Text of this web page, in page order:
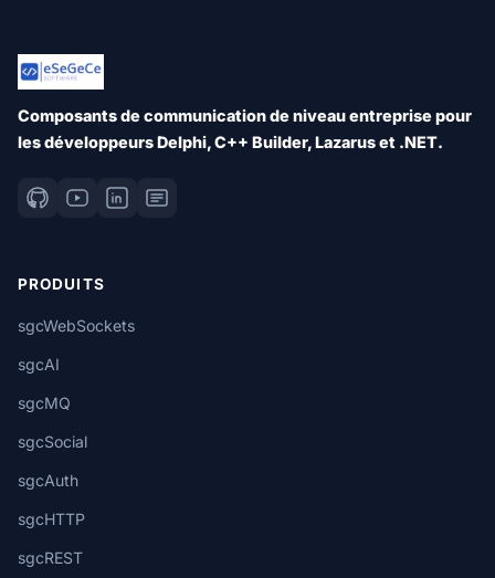
Composants de communication de niveau entreprise pour
les développeurs Delphi, C++ Builder, Lazarus et .NET.
PRODUITS
sgcWebSockets
sgcAI
sgcMQ
sgcSocial
sgcAuth
sgcHTTP
sgcREST